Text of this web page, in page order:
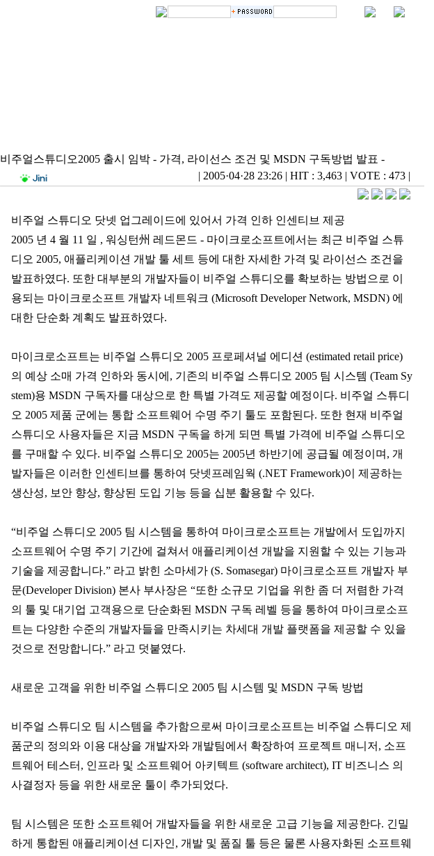
비주얼스튜디오2005 출시 임박 - 가격, 라이선스 조건 및 MSDN 구독방법 발표 -
| 2005·04·28 23:26 | HIT : 3,463 | VOTE : 473 |
비주얼 스튜디오 닷넷 업그레이드에 있어서 가격 인하 인센티브 제공
2005 년 4 월 11 일 , 워싱턴州 레드몬드 - 마이크로소프트에서는 최근 비주얼 스튜
디오 2005, 애플리케이션 개발 툴 세트 등에 대한 자세한 가격 및 라이선스 조건을
발표하였다. 또한 대부분의 개발자들이 비주얼 스튜디오를 확보하는 방법으로 이
용되는 마이크로소프트 개발자 네트워크 (Microsoft Developer Network, MSDN) 에
대한 단순화 계획도 발표하였다.
마이크로소프트는 비주얼 스튜디오 2005 프로페셔널 에디션 (estimated retail price)
의 예상 소매 가격 인하와 동시에, 기존의 비주얼 스튜디오 2005 팀 시스템 (Team Sy
stem)용 MSDN 구독자를 대상으로 한 특별 가격도 제공할 예정이다. 비주얼 스튜디
오 2005 제품 군에는 통합 소프트웨어 수명 주기 툴도 포함된다. 또한 현재 비주얼
스튜디오 사용자들은 지금 MSDN 구독을 하게 되면 특별 가격에 비주얼 스튜디오
를 구매할 수 있다. 비주얼 스튜디오 2005는 2005년 하반기에 공급될 예정이며, 개
발자들은 이러한 인센티브를 통하여 닷넷프레임웍 (.NET Framework)이 제공하는
생산성, 보안 향상, 향상된 도입 기능 등을 십분 활용할 수 있다.
“비주얼 스튜디오 2005 팀 시스템을 통하여 마이크로소프트는 개발에서 도입까지
소프트웨어 수명 주기 기간에 걸쳐서 애플리케이션 개발을 지원할 수 있는 기능과
기술을 제공합니다.” 라고 밝힌 소마세가 (S. Somasegar) 마이크로소프트 개발자 부
문(Developer Division) 본사 부사장은 “또한 소규모 기업을 위한 좀 더 저렴한 가격
의 툴 및 대기업 고객용으로 단순화된 MSDN 구독 레벨 등을 통하여 마이크로소프
트는 다양한 수준의 개발자들을 만족시키는 차세대 개발 플랫폼을 제공할 수 있을
것으로 전망합니다.” 라고 덧붙였다.
새로운 고객을 위한 비주얼 스튜디오 2005 팀 시스템 및 MSDN 구독 방법
비주얼 스튜디오 팀 시스템을 추가함으로써 마이크로소프트는 비주얼 스튜디오 제
품군의 정의와 이용 대상을 개발자와 개발팀에서 확장하여 프로젝트 매니저, 소프
트웨어 테스터, 인프라 및 소프트웨어 아키텍트 (software architect), IT 비즈니스 의
사결정자 등을 위한 새로운 툴이 추가되었다.
팀 시스템은 또한 소프트웨어 개발자들을 위한 새로운 고급 기능을 제공한다. 긴밀
하게 통합된 애플리케이션 디자인, 개발 및 품질 툴 등은 물론 사용자화된 소프트웨